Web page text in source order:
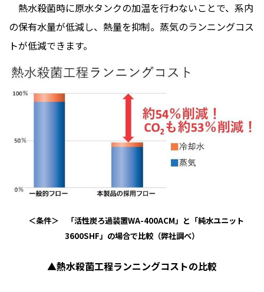
熱水殺菌時に原水タンクの加温を行わないことで、系内
の保有水量が低減し、熱量を抑制。蒸気のランニングコス
トが低減できます。
＜条件＞ 「活性炭ろ過装置WA-400ACM」と「純水ユニット
3600SHF」の場合で比較（弊社調べ）
▲熱水殺菌工程ランニングコストの比較